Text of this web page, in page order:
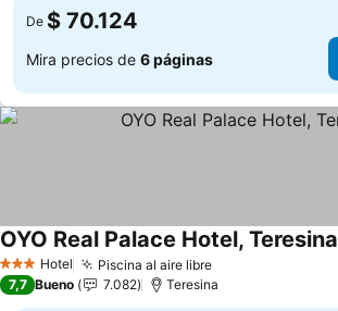
De $ 70.124
Mira precios de 6 páginas
3 Estrellas
Hotel Piscina al aire libre
OYO Real Palace Hotel, Teresina
7,7 Bueno 7.082 Teresina